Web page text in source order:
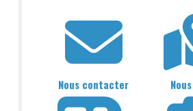
Nous contacter